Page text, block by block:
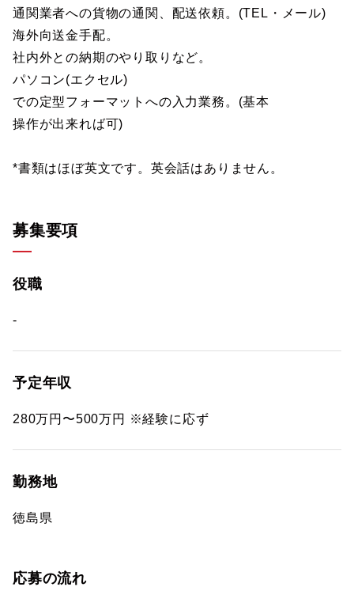
通関業者への貨物の通関、配送依頼。(TEL・メール)
海外向送金手配。
社内外との納期のやり取りなど。
パソコン(エクセル)
での定型フォーマットへの入力業務。(基本
操作が出来れば可)
*書類はほぼ英文です。英会話はありません。
募集要項
役職
-
予定年収
280万円〜500万円 ※経験に応ず
勤務地
徳島県
応募の流れ